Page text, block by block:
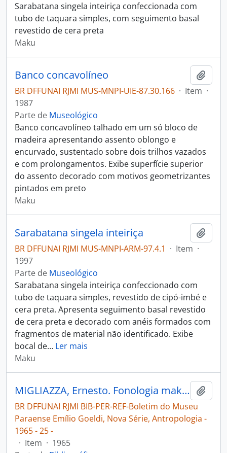
Sarabatana singela inteiriça confeccionada com
tubo de taquara simples, com seguimento basal
revestido de cera preta
Maku
Banco concavolíneo
BR DFFUNAI RJMI MUS-MNPI-UIE-87.30.166 · Item ·
1987
Parte de Museológico
Banco concavolíneo talhado em um só bloco de
madeira apresentando assento oblongo e
encurvado, sustentado sobre dois trilhos vazados
e com prolongamentos. Exibe superfície superior
do assento decorado com motivos geometrizantes
pintados em preto
Maku
Sarabatana singela inteiriça
BR DFFUNAI RJMI MUS-MNPI-ARM-97.4.1 · Item ·
1997
Parte de Museológico
Sarabatana singela inteiriça confeccionado com
tubo de taquara simples, revestido de cipó-imbé e
cera preta. Apresenta seguimento basal revestido
de cera preta e decorado com anéis formados com
fragmentos de material não identificado. Exibe
bocal de… Ler mais
Maku
MIGLIAZZA, Ernesto. Fonologia maku [Boletim do Museu Paraense Emílio Goeldi, Nova Série, Antropologia]
BR DFFUNAI RJMI BIB-PER-REF-Boletim do Museu
Paraense Emílio Goeldi, Nova Série, Antropologia -
1965 - 25 -
· Item · 1965